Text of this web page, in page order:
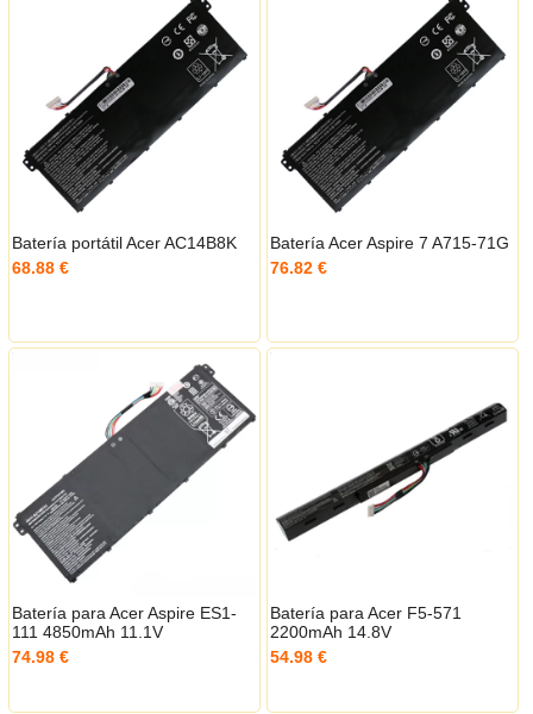
Batería portátil Acer AC14B8K
68.88 €
Batería Acer Aspire 7 A715-71G
76.82 €
Batería para Acer Aspire ES1-
111 4850mAh 11.1V
74.98 €
Batería para Acer F5-571
2200mAh 14.8V
54.98 €